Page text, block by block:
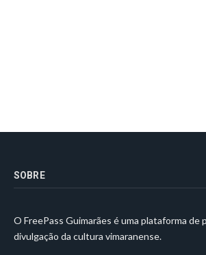
SOBRE
O FreePass Guimarães é uma plataforma de
divulgação da cultura vimaranense.